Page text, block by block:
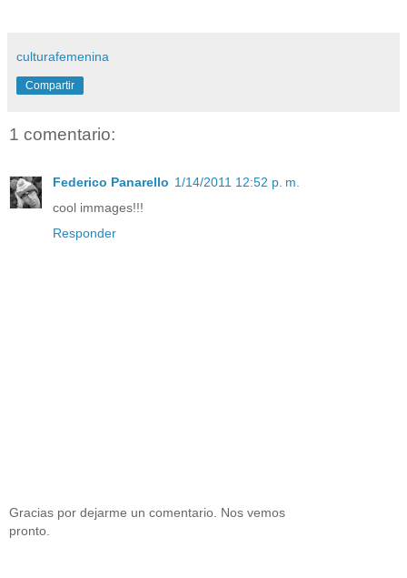
culturafemenina
Compartir
1 comentario:
Federico Panarello 1/14/2011 12:52 p. m.
cool immages!!!
Responder
Gracias por dejarme un comentario. Nos vemos
pronto.